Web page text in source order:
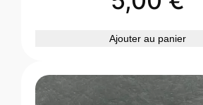
Ajouter au panier